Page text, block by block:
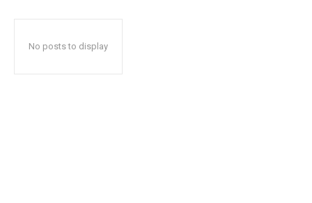
No posts to display